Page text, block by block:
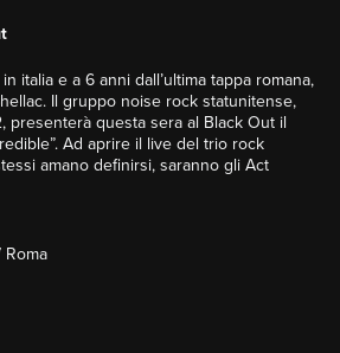
italia e a 6 anni dall’ultima tappa romana,
Il gruppo noise rock statunitense,
presenterà questa sera al Black Out il
Ad aprire il live del trio rock
amano definirsi, saranno gli Act
Roma